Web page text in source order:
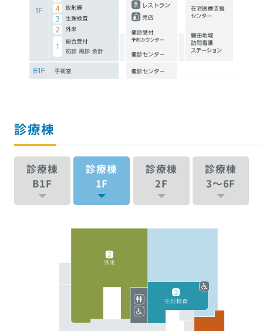
診療棟
診療棟
B1F
診療棟
1F
診療棟
2F
診療棟
3〜6F